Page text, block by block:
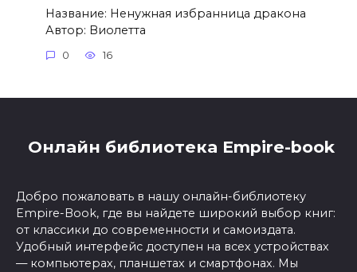
Название: Ненужная избранница дракона
Автор: Виолетта
0 16
Онлайн библиотека Empire-book
Добро пожаловать в нашу онлайн-библиотеку
Empire-Book, где вы найдете широкий выбор книг:
от классики до современности и самоиздата.
Удобный интерфейс доступен на всех устройствах
— компьютерах, планшетах и смартфонах. Мы